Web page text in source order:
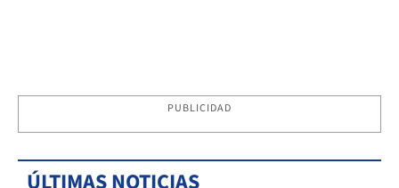
PUBLICIDAD